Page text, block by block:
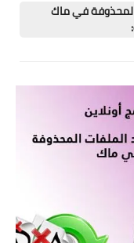
المحذوفة في ماك